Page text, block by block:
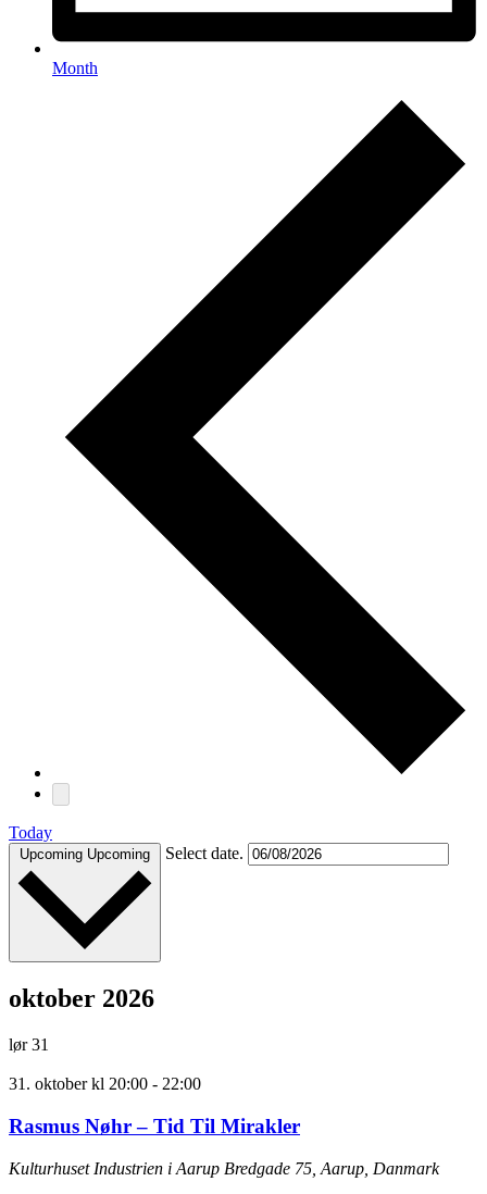
Month
Today
Upcoming Upcoming Select date.
oktober 2026
lør31
31. oktober kl 20:00 - 22:00
Rasmus Nøhr – Tid Til Mirakler
Kulturhuset Industrien i Aarup Bredgade 75, Aarup, Danmark